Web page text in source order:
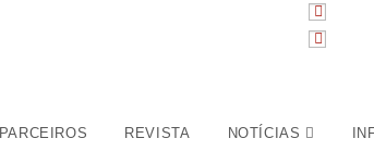
PARCEIROS REVISTA NOTÍCIAS